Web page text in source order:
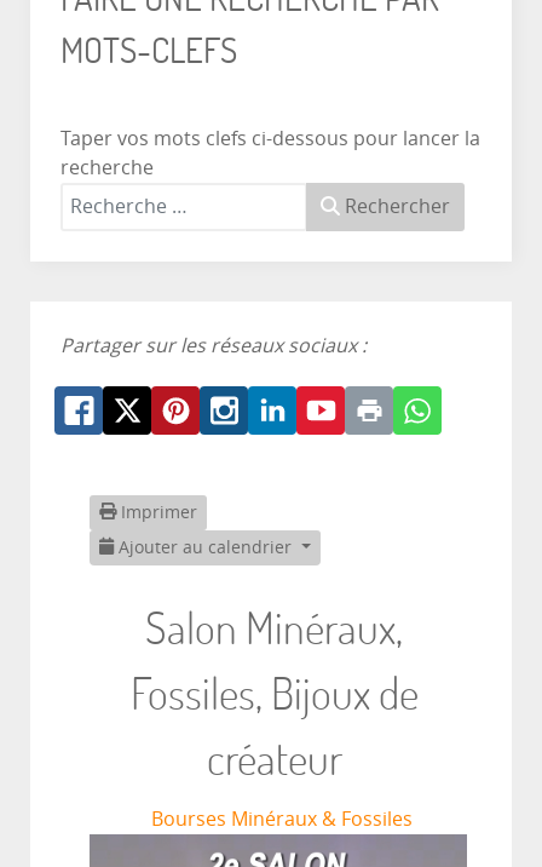
MOTS-CLEFS
Taper vos mots clefs ci-dessous pour lancer la
recherche
Rechercher
Partager sur les réseaux sociaux :
Imprimer
Ajouter au calendrier
Salon Minéraux,
Fossiles, Bijoux de
créateur
Bourses Minéraux & Fossiles